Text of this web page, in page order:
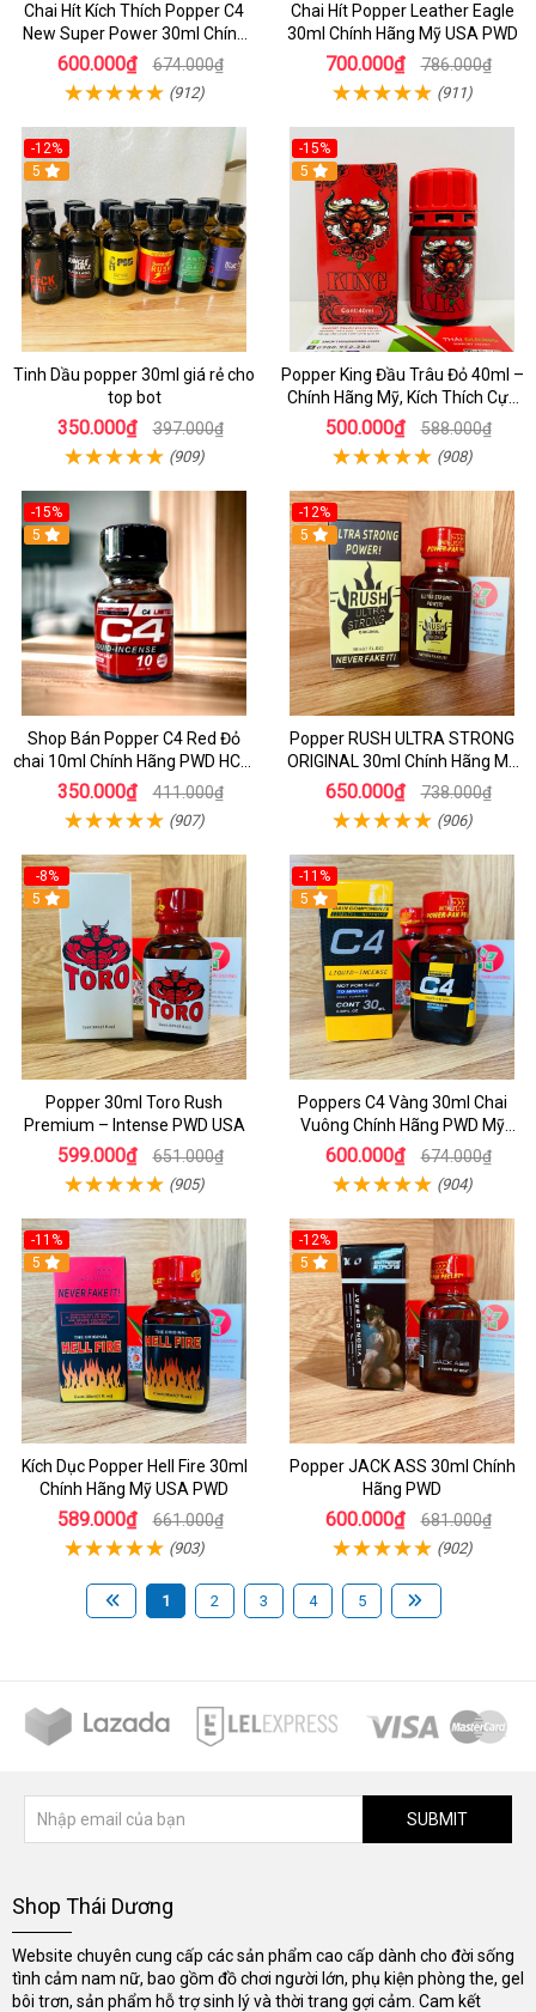
Chai Hít Kích Thích Popper C4
New Super Power 30ml Chính
Hãng Mỹ USA
600.000₫ 674.000₫
(912)
Chai Hít Popper Leather Eagle
30ml Chính Hãng Mỹ USA PWD
700.000₫ 786.000₫
(911)
-12%
5
Tinh Dầu popper 30ml giá rẻ cho
top bot
350.000₫ 397.000₫
(909)
-15%
5
Popper King Đầu Trâu Đỏ 40ml –
Chính Hãng Mỹ, Kích Thích Cực
Mạnh Cho Top & Bot
500.000₫ 588.000₫
(908)
-15%
5
Shop Bán Popper C4 Red Đỏ
chai 10ml Chính Hãng PWD HCM
kích thích Cực Mạnh cho LGBT -
TOP BOT
350.000₫ 411.000₫
(907)
-12%
5
Popper RUSH ULTRA STRONG
ORIGINAL 30ml Chính Hãng Mỹ
PWD - Tăng Khoái Cảm Mạnh
650.000₫ 738.000₫
(906)
-8%
5
Popper 30ml Toro Rush
Premium – Intense PWD USA
599.000₫ 651.000₫
(905)
-11%
5
Poppers C4 Vàng 30ml Chai
Vuông Chính Hãng PWD Mỹ
Tăng Hưng Phấn Cho Top Bot
600.000₫ 674.000₫
(904)
-11%
5
Kích Dục Popper Hell Fire 30ml
Chính Hãng Mỹ USA PWD
589.000₫ 661.000₫
(903)
-12%
5
Popper JACK ASS 30ml Chính
Hãng PWD
600.000₫ 681.000₫
(902)
1 2 3 4 5
SUBMIT
Shop Thái Dương
Website chuyên cung cấp các sản phẩm cao cấp dành cho đời sống
tình cảm nam nữ, bao gồm đồ chơi người lớn, phụ kiện phòng the, gel
bôi trơn, sản phẩm hỗ trợ sinh lý và thời trang gợi cảm. Cam kết